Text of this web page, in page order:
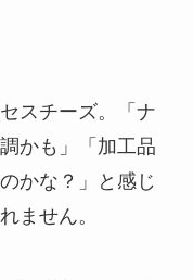
スチーズ。「ナ
かも」「加工品
かな？」と感じ
ません。